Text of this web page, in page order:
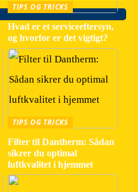
TIPS OG TRICKS
Hvad er et serviceeftersyn,
og hvorfor er det vigtigt?
TIPS OG TRICKS
Filter til Dantherm: Sådan
sikrer du optimal
luftkvalitet i hjemmet